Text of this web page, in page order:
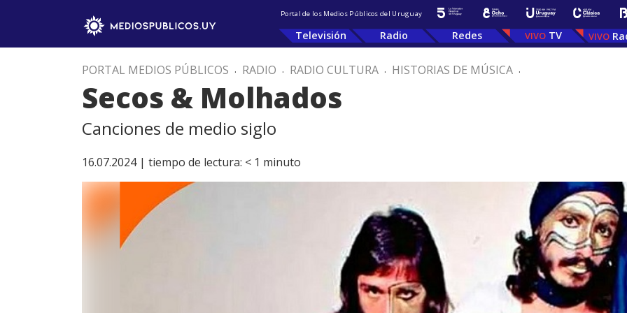
Portal de los Medios Públicos del Uruguay
Televisión Radio Redes TV
PORTAL MEDIOS PÚBLICOS . RADIO . RADIO CULTURA . HISTORIAS DE MÚSICA .
Secos & Molhados
Canciones de medio siglo
16.07.2024 | tiempo de lectura: < 1 minuto